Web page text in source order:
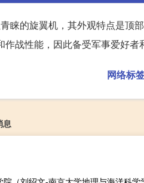
睐的旋翼机，其外观特点是
战性能，因此备受军事爱好者
网络标
息